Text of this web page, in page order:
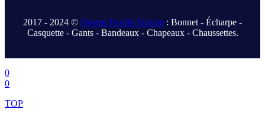
.
2017 - 2024 © Fonem Textile Europe : Bonnet - Écharpe -
Casquette - Gants - Bandeaux - Chapeaux - Chaussettes.
.
0
0
TOP